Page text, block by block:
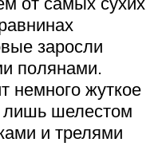
заросли
полянами.
немного жуткое
шелестом
и трелями